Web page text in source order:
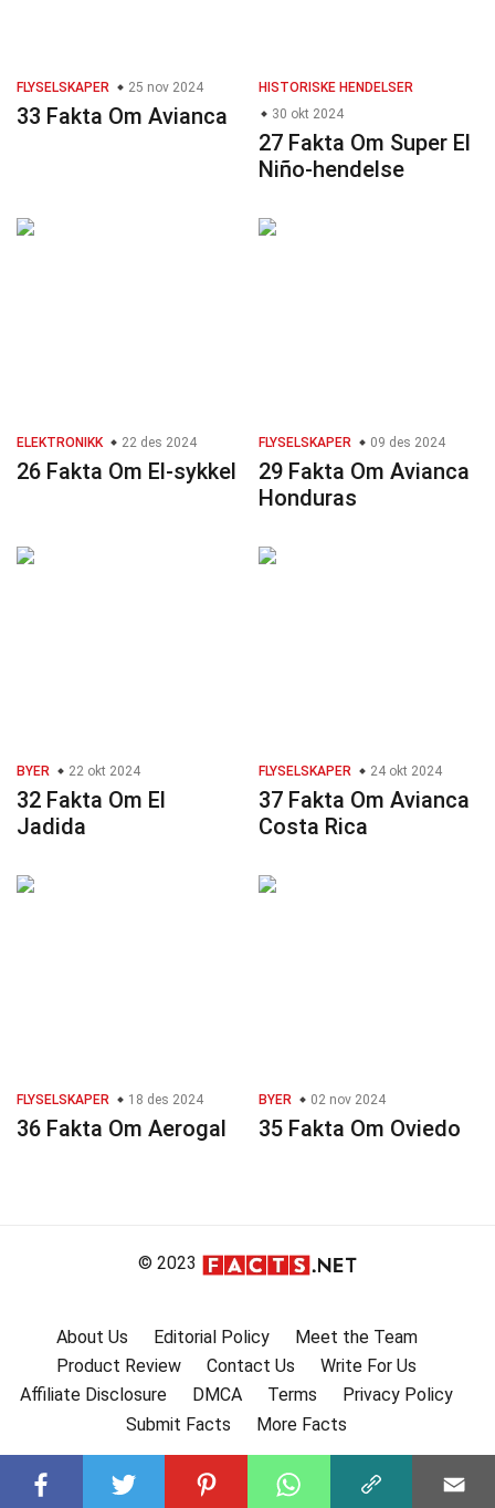
FLYSELSKAPER 25 nov 2024
33 Fakta Om Avianca
HISTORISKE HENDELSER
30 okt 2024
27 Fakta Om Super El
Niño-hendelse
ELEKTRONIKK 22 des 2024
26 Fakta Om El-sykkel
FLYSELSKAPER 09 des 2024
29 Fakta Om Avianca
Honduras
BYER 22 okt 2024
32 Fakta Om El
Jadida
FLYSELSKAPER 24 okt 2024
37 Fakta Om Avianca
Costa Rica
FLYSELSKAPER 18 des 2024
36 Fakta Om Aerogal
BYER 02 nov 2024
35 Fakta Om Oviedo
© 2023
About Us Editorial Policy
Meet the Team
Product Review
Contact Us
Write For Us
Affiliate Disclosure
DMCA Terms
Privacy Policy
Submit Facts
More Facts